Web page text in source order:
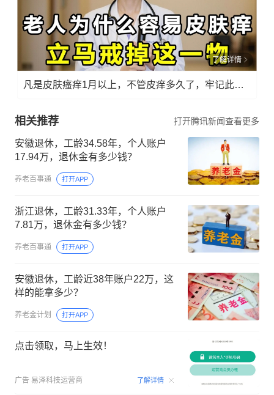
了解详情
凡是皮肤瘙痒1月以上，不管皮痒多久了，牢记此法，快！准！狠！
相关推荐 打开腾讯新闻查看更多
安徽退休，工龄34.58年，个人账户
17.94万，退休金有多少钱？
养老百事通 打开APP
浙江退休，工龄31.33年，个人账户
7.81万，退休金有多少钱？
养老百事通 打开APP
安徽退休，工龄近38年账户22万，这
样的能拿多少？
养老金计划 打开APP
点击领取，马上生效！
广告 易泽科技运营商 了解详情